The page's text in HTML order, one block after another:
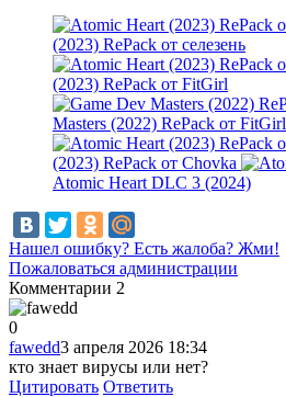
(2023) RePack от селезень
(2023) RePack от FitGirl
Masters (2022) RePack от FitGirl
(2023) RePack от Chovka
Atomic Heart DLC 3 (2024)
Нашел ошибку? Есть жалоба? Жми!
Пожаловаться администрации
Комментарии 2
0
fawedd3 апреля 2026 18:34
кто знает вирусы или нет?
Цитировать Ответить